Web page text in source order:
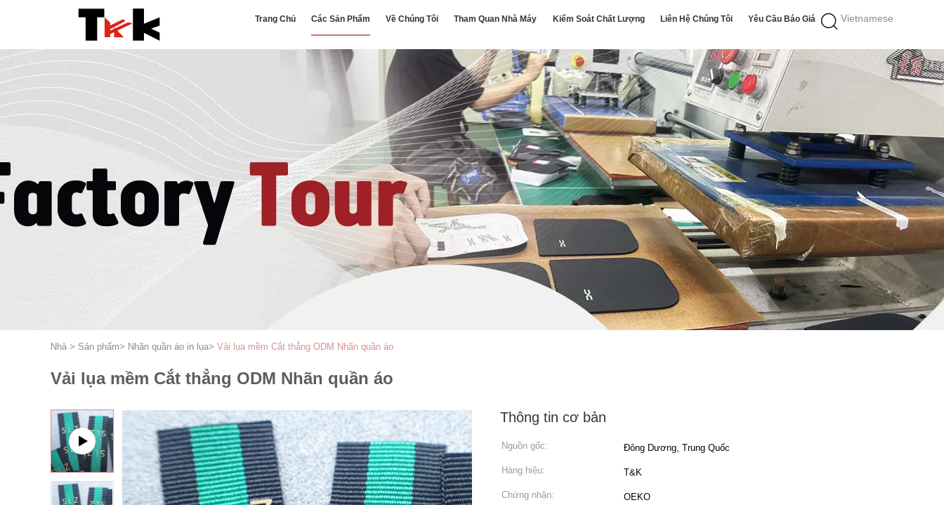
Vietnamese
Trang Chủ Các Sản Phẩm Về Chúng Tôi Tham Quan Nhà Máy Kiểm Soát Chất Lượng Liên Hệ Chúng Tôi Yêu Cầu Báo Giá
Nhà > Sản phẩm> Nhãn quần áo in lụa> Vải lụa mềm Cắt thẳng ODM Nhãn quần áo
Vải lụa mềm Cắt thẳng ODM Nhãn quần áo
Thông tin cơ bản
Nguồn gốc: Đông Dương, Trung Quốc
Hàng hiệu: T&K
Chứng nhận: OEKO